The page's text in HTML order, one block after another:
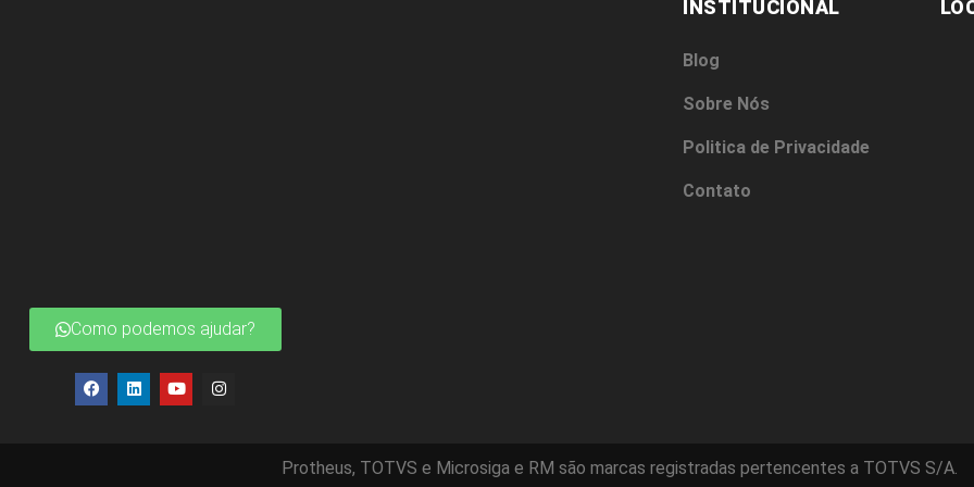
Como podemos ajudar?
INSTITUCIONAL
Blog
Sobre Nós
Politica de Privacidade
Contato
Protheus, TOTVS e Microsiga e RM são marcas registradas pertencentes a TOTVS S/A.